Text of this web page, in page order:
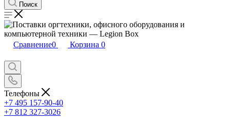
Поиск
Сравнение0 Корзина 0
Телефоны
+7 495 157-90-40
+7 812 327-3026